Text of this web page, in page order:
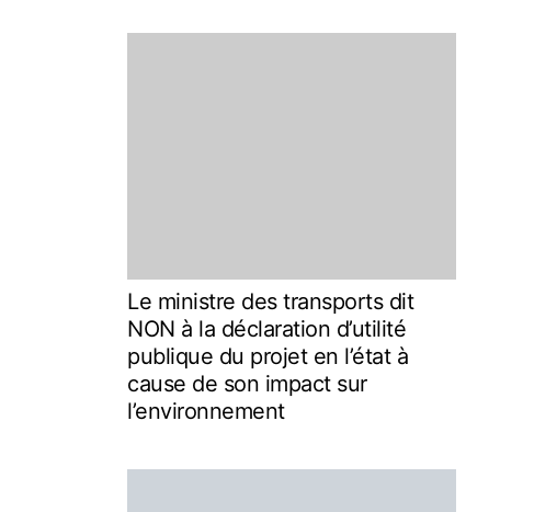
Le ministre des transports dit
NON à la déclaration d’utilité
publique du projet en l’état à
cause de son impact sur
l’environnement